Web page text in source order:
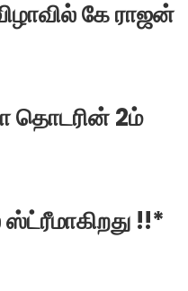
கே ராஜன்
தொடரின் 2ம்
!!*